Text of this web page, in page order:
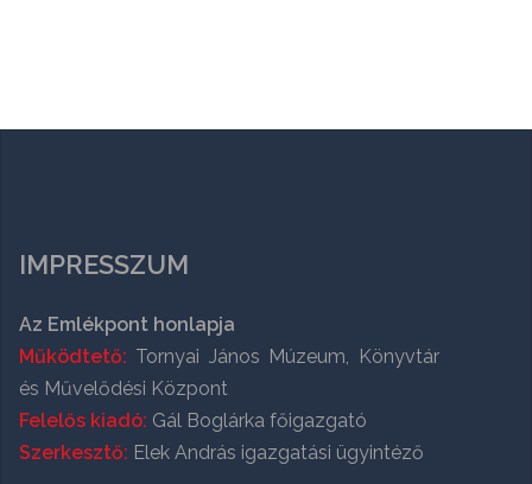
IMPRESSZUM
Az Emlékpont honlapja
Működtető: Tornyai János Múzeum, Könyvtár
és Művelődési Központ
Felelős kiadó: Gál Boglárka főigazgató
Szerkesztő: Elek András igazgatási ügyintéző